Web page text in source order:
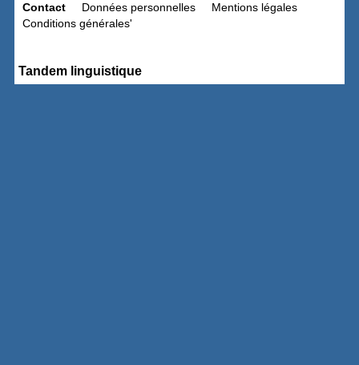
Contact
Données personnelles
Mentions légales
Conditions générales'
Tandem linguistique